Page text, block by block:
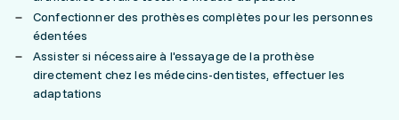
Confectionner des prothèses complètes pour les personnes
édentées
Assister si nécessaire à l'essayage de la prothèse
directement chez les médecins-dentistes, effectuer les
adaptations